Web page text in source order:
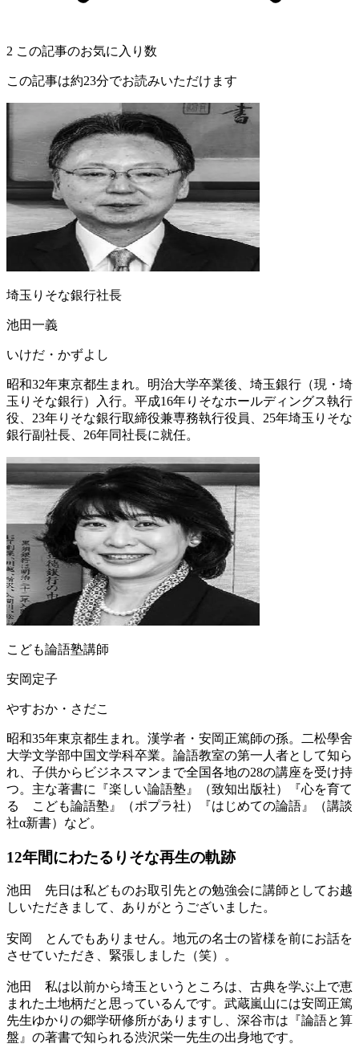
2 この記事のお気に入り数
この記事は約23分でお読みいただけます
埼玉りそな銀行社長
池田一義
いけだ・かずよし
昭和32年東京都生まれ。明治大学卒業後、埼玉銀行（現・埼
玉りそな銀行）入行。平成16年りそなホールディングス執行
役、23年りそな銀行取締役兼専務執行役員、25年埼玉りそな
銀行副社長、26年同社長に就任。
こども論語塾講師
安岡定子
やすおか・さだこ
昭和35年東京都生まれ。漢学者・安岡正篤師の孫。二松學舍
大学文学部中国文学科卒業。論語教室の第一人者として知ら
れ、子供からビジネスマンまで全国各地の28の講座を受け持
つ。主な著書に『楽しい論語塾』（致知出版社）『心を育て
る こども論語塾』（ポプラ社）『はじめての論語』（講談
社α新書）など。
12年間にわたる りそな再生の軌跡
池田
先日は私どものお取引先との勉強会に講師としてお越
しいただきまして、ありがとうございました。
安岡
とんでもありません。地元の名士の皆様を前にお話を
させていただき、緊張しました（笑）。
池田
私は以前から埼玉というところは、古典を学ぶ上で恵
まれた土地柄だと思っているんです。武蔵嵐山には安岡正篤
先生ゆかりの郷学研修所がありますし、深谷市は『論語と算
盤』の著書で知られる渋沢栄一先生の出身地です。